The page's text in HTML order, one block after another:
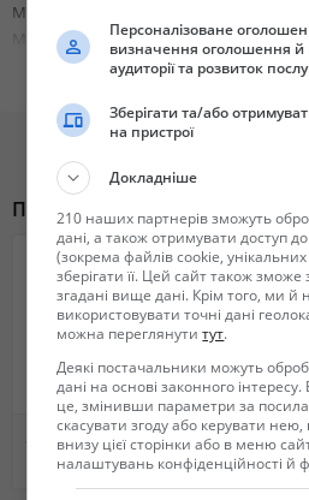
Минимальный пакет документов -
Мы кредитуем от 21 года до 65 лет.
Для получения кредита
Кредитные карты - льготный период 55
страховки и комиссии.
АО "Таскомбанк", банковская
Похожие объявления
3DНакидки на Панель приборов. Защищает от солнечных воздествий
Не указана
Персоналізоване
визначення оголошення й
аудиторії та розвиток
Зберігати та/або
на пристрої
Докладніше
210 наших партнерів зможуть
дані, а також отримувати доступ
(зокрема файлів cookie, унікальних
зберігати її. Цей сайт також зможе
згадані вище дані. Крім того, ми
використовувати точні дані
можна переглянутитут.
Деякі постачальники можуть
дані на основі законного
це, змінивши параметри за
скасувати згоду або керувати
внизу цієї сторінки або в меню
налаштувань конфіденційності й